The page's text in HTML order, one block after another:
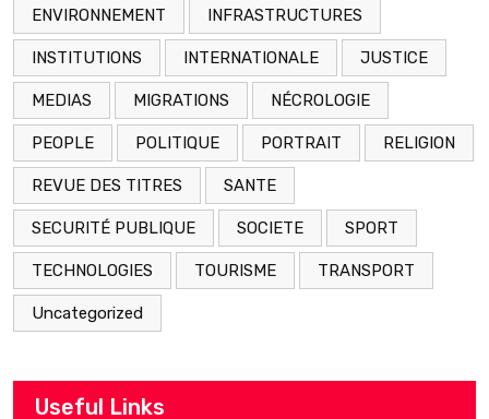
ENVIRONNEMENT INFRASTRUCTURES
INSTITUTIONS INTERNATIONALE JUSTICE
MEDIAS MIGRATIONS NÉCROLOGIE
PEOPLE POLITIQUE PORTRAIT RELIGION
REVUE DES TITRES SANTE
SECURITÉ PUBLIQUE SOCIETE SPORT
TECHNOLOGIES TOURISME TRANSPORT
Uncategorized
Useful Links